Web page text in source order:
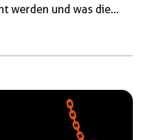
werden und was die
Russlands auf die
die Rechten für Hetze
die Kommunen mehr